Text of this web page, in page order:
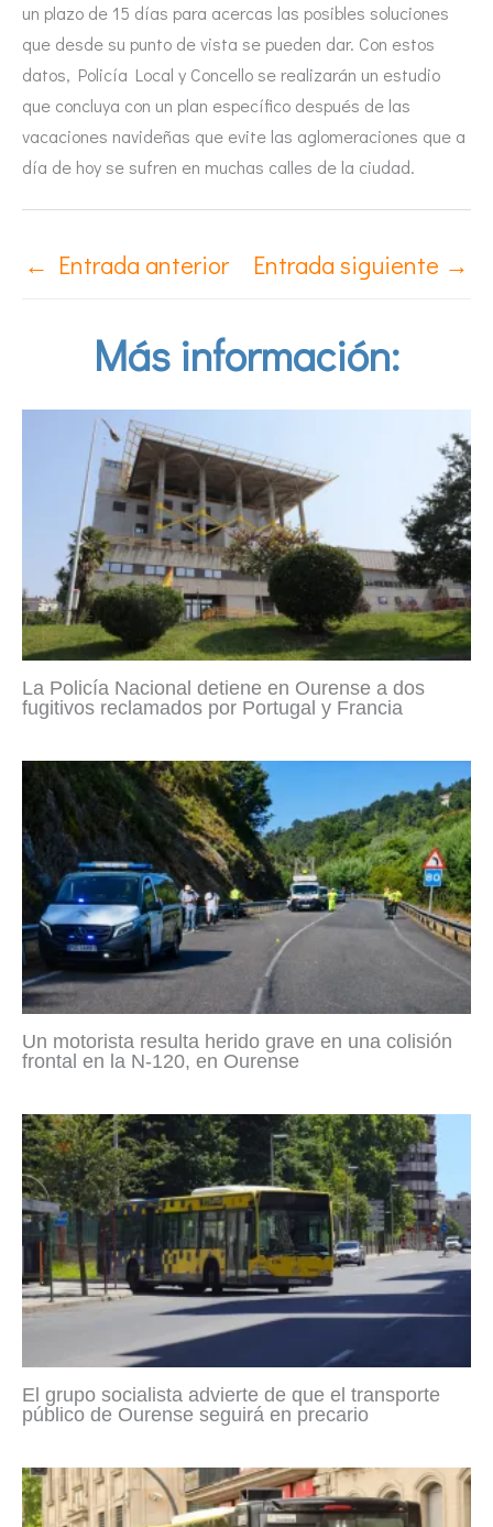
un plazo de 15 días para acercas las posibles soluciones
que desde su punto de vista se pueden dar. Con estos
datos, Policía Local y Concello se realizarán un estudio
que concluya con un plan específico después de las
vacaciones navideñas que evite las aglomeraciones que a
día de hoy se sufren en muchas calles de la ciudad.
← Entrada anterior Entrada siguiente →
Más información:
La Policía Nacional detiene en Ourense a dos
fugitivos reclamados por Portugal y Francia
Un motorista resulta herido grave en una colisión
frontal en la N-120, en Ourense
El grupo socialista advierte de que el transporte
público de Ourense seguirá en precario